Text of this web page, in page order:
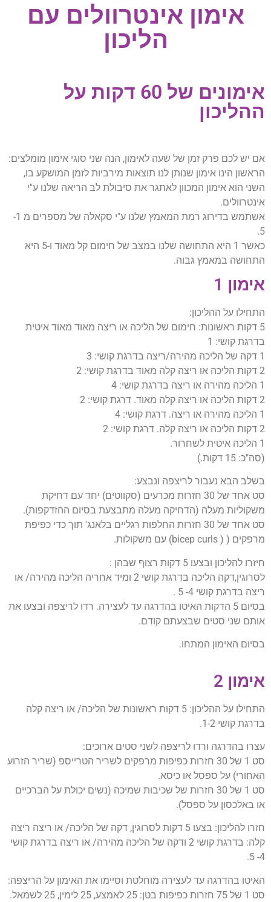
אימון אינטרוולים עם
הליכון
אימונים של 60 דקות על
ההליכון
אם יש לכם פרק זמן של שעה לאימון, הנה שני סוגי אימון מומלצים:
הראשון הינו אימון שנותן לנו תוצאות מירביות לזמן המושקע בו,
השני הוא אימון המכוון לאתגר את סיבולת לב הריאה שלנו ע"י
אינטרוולים.
אשתמש בדירוג רמת המאמץ שלנו ע"י סקאלה של מספרים מ 1-
5.
כאשר 1 היא התחושה שלנו במצב של חימום קל מאוד ו-5 היא
התחושה במאמץ גבוה.
אימון 1
התחילו על ההליכון:
5 דקות ראשונות: חימום של הליכה או ריצה מאוד מאוד איטית
בדרגת קושי: 1
1 דקה של הליכה מהירה/ריצה בדרגת קושי: 3
2 דקות הליכה או ריצה קלה מאוד בדרגת קושי: 2
1 הליכה מהירה או ריצה בדרגת קושי: 4
2 דקות הליכה או ריצה קלה מאוד. דרגת קושי: 2
1 הליכה מהירה או ריצה. דרגת קושי: 4
2 דקות הליכה או ריצה קלה. דרגת קושי: 2
1 הליכה איטית לשחרור.
(סה"כ: 15 דקות.)
בשלב הבא נעבור לריצפה ונבצע:
סט אחד של 30 חזרות מכרעים (סקווטים) יחד עם דחיקת
משקוליות מעלה (הדחיקה מעלה מתבצעת בסיום ההזדקפות).
סט אחד של 30 חזרות החלפות רגליים בלאנג' תוך כדי כפיפת
מרפקים ( ( bicep curls) עם משקולות.
חיזרו להליכון ובצעו 5 דקות רצוף שבהן :
לסרוגין,דקה הליכה בדרגת קושי 2 ומיד אחריה הליכה מהירה/ או
ריצה בדרגת קושי 4- 5 .
בסיום 5 הדקות האיטו בהדרגה עד לעצירה. רדו לריצפה ובצעו את
אותם שני סטים שבצעתם קודם.
בסיום האימון המתחו.
אימון 2
התחילו על ההליכון: 5 דקות ראשונות של הליכה/ או ריצה קלה
בדרגת קושי 1-2.
עצרו בהדרגה ורדו לריצפה לשני סטים ארוכים:
סט 1 של 30 חזרות כפיפות מרפקים לשריר הטרייספ (שריר הזרוע
האחורי) על ספסל או כיסא.
סט 1 של 30 חזרות של שכיבות שמיכה (נשים יכולת על הברכיים
או באלכסון על ספסל).
חזרו להליכון: בצעו 5 דקות לסרוגין, דקה של הליכה/ או ריצה ריצה
קלה: בדרגת קושי 2 ודקה של הליכה מהירה/ או ריצה בדרגת קושי
4- 5.
האיטו בהדרגה עד לעצירה מוחלטת וסיימו את האימון על הריצפה:
סט 1 של 75 חזרות כפיפות בטן: 25 לאמצע, 25 לימין, 25 לשמאל.